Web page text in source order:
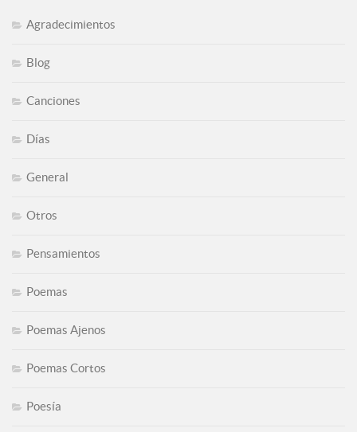
Agradecimientos
Blog
Canciones
Días
General
Otros
Pensamientos
Poemas
Poemas Ajenos
Poemas Cortos
Poesía